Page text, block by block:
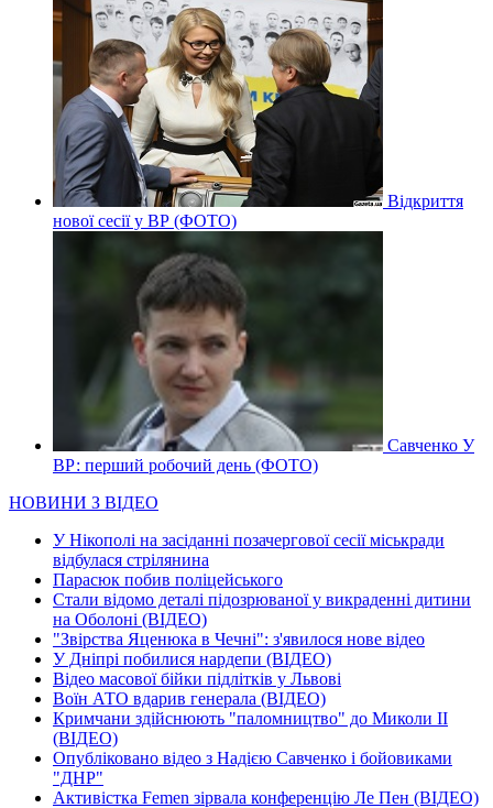
Відкриття
нової сесії у ВР (ФОТО)
Савченко У
ВР: перший робочий день (ФОТО)
НОВИНИ З ВІДЕО
У Нікополі на засіданні позачергової сесії міськради
відбулася стрілянина
Парасюк побив поліцейського
Стали відомо деталі підозрюваної у викраденні дитини
на Оболоні (ВІДЕО)
"Звірства Яценюка в Чечні": з'явилося нове відео
У Дніпрі побилися нардепи (ВІДЕО)
Відео масової бійки підлітків у Львові
Воїн АТО вдарив генерала (ВІДЕО)
Кримчани здійснюють "паломництво" до Миколи ІІ
(ВІДЕО)
Опубліковано відео з Надією Савченко і бойовиками
"ДНР"
Активістка Femen зірвала конференцію Ле Пен (ВІДЕО)